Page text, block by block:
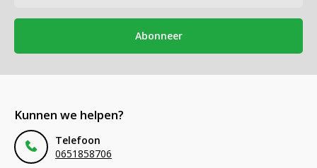
Abonneer
Kunnen we helpen?
Telefoon
0651858706